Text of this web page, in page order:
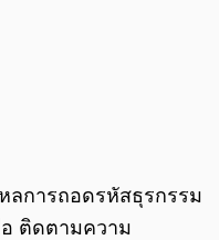
ลการถอดรหัสธุรกรรม
ติดตามความ